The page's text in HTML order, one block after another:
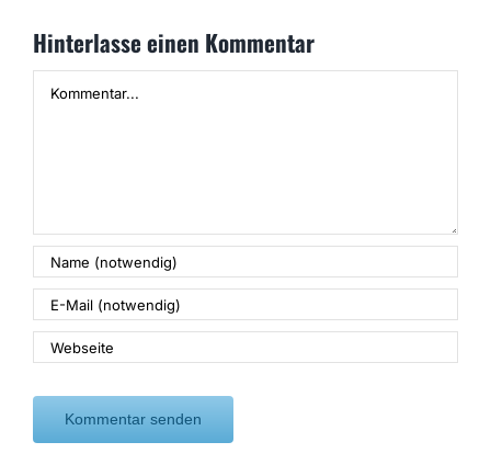
Hinterlasse einen Kommentar